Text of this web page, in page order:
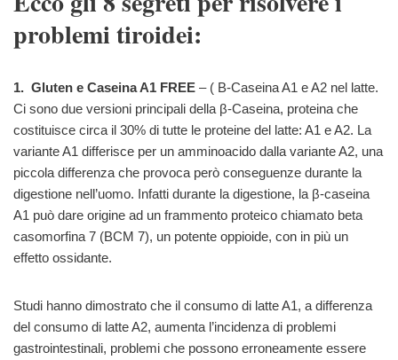
problemi tiroidei:
1. Gluten e Caseina A1 FREE – ( Β-Caseina A1 e A2 nel latte.
Ci sono due versioni principali della β-Caseina, proteina che
costituisce circa il 30% di tutte le proteine del latte: A1 e A2. La
variante A1 differisce per un amminoacido dalla variante A2, una
piccola differenza che provoca però conseguenze durante la
digestione nell’uomo. Infatti durante la digestione, la β-caseina
A1 può dare origine ad un frammento proteico chiamato beta
casomorfina 7 (BCM 7), un potente oppioide, con in più un
effetto ossidante.
Studi hanno dimostrato che il consumo di latte A1, a differenza
del consumo di latte A2, aumenta l’incidenza di problemi
gastrointestinali, problemi che possono erroneamente essere